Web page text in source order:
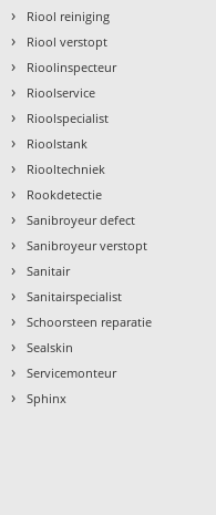
› Riool reiniging
› Riool verstopt
› Rioolinspecteur
› Rioolservice
› Rioolspecialist
› Rioolstank
› Riooltechniek
› Rookdetectie
› Sanibroyeur defect
› Sanibroyeur verstopt
› Sanitair
› Sanitairspecialist
› Schoorsteen reparatie
› Sealskin
› Servicemonteur
› Sphinx